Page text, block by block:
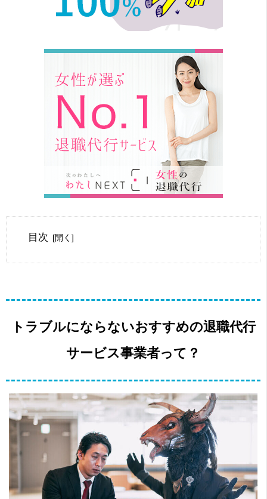
目次
トラブルにならないおすすめの退職代行
サービス事業者って？